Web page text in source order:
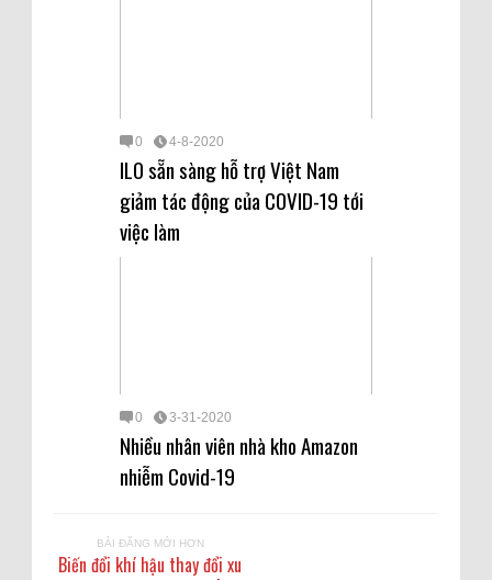
0 4-8-2020
ILO sẵn sàng hỗ trợ Việt Nam
giảm tác động của COVID-19 tới
việc làm
0 3-31-2020
Nhiều nhân viên nhà kho Amazon
nhiễm Covid-19
BÀI ĐĂNG MỚI HƠN
Biến đổi khí hậu thay đổi xu